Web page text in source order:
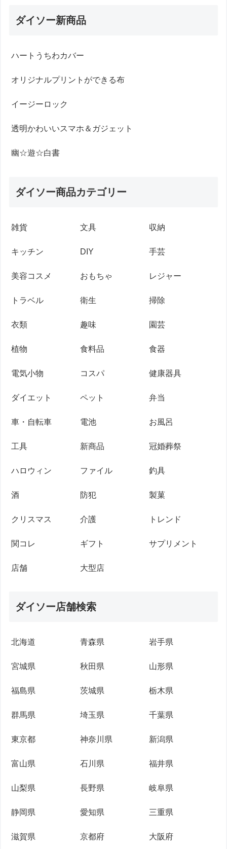
ダイソー新商品
ハートうちわカバー
オリジナルプリントができる布
イージーロック
透明かわいいスマホ＆ガジェット
幽☆遊☆白書
ダイソー商品カテゴリー
雑貨 文具 収納
キッチン DIY 手芸
美容コスメ おもちゃ レジャー
トラベル 衛生 掃除
衣類 趣味 園芸
植物 食料品 食器
電気小物 コスパ 健康器具
ダイエット ペット 弁当
車・自転車 電池 お風呂
工具 新商品 冠婚葬祭
ハロウィン ファイル 釣具
酒 防犯 製菓
クリスマス 介護 トレンド
関コレ ギフト サプリメント
店舗 大型店
ダイソー店舗検索
北海道 青森県 岩手県
宮城県 秋田県 山形県
福島県 茨城県 栃木県
群馬県 埼玉県 千葉県
東京都 神奈川県 新潟県
富山県 石川県 福井県
山梨県 長野県 岐阜県
静岡県 愛知県 三重県
滋賀県 京都府 大阪府